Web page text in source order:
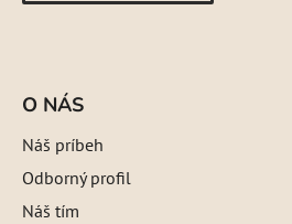
O NÁS
Náš príbeh
Odborný profil
Náš tím